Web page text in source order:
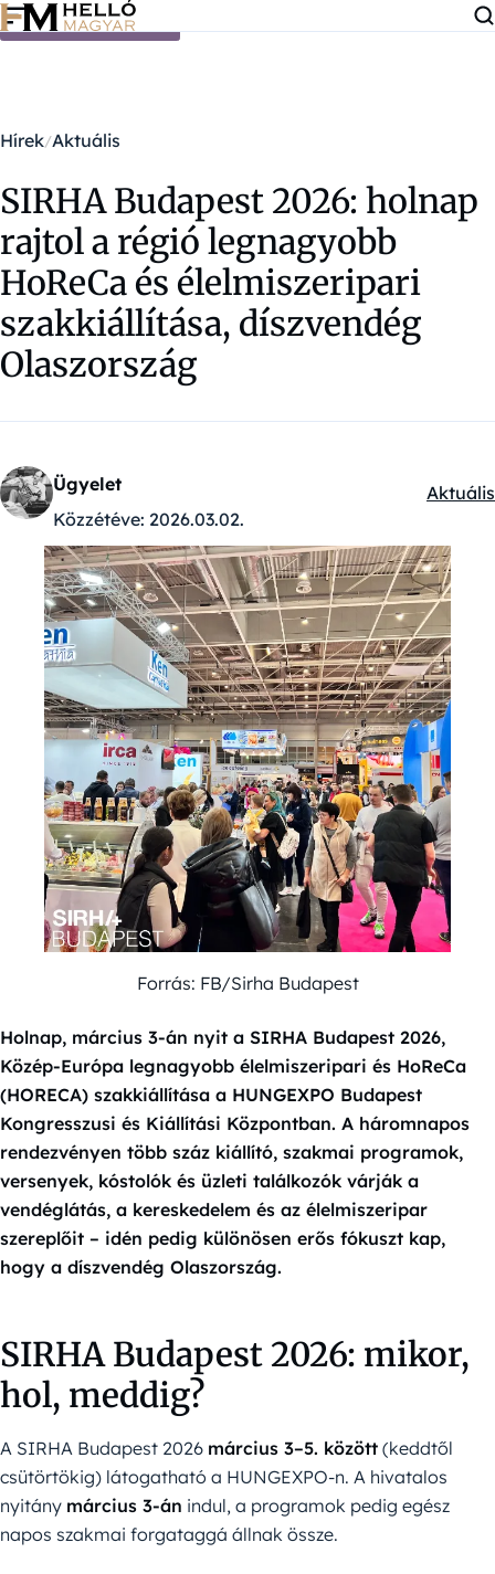
Ugrás a tartalomra
Hírek Aktuális
SIRHA Budapest 2026: holnap
rajtol a régió legnagyobb
HoReCa és élelmiszeripari
szakkiállítása, díszvendég
Olaszország
Ügyelet
Közzétéve: 2026.03.02.
Aktuális
Forrás: FB/Sirha Budapest
Holnap, március 3-án nyit a SIRHA Budapest 2026,
Közép-Európa legnagyobb élelmiszeripari és HoReCa
(HORECA) szakkiállítása a HUNGEXPO Budapest
Kongresszusi és Kiállítási Központban. A háromnapos
rendezvényen több száz kiállító, szakmai programok,
versenyek, kóstolók és üzleti találkozók várják a
vendéglátás, a kereskedelem és az élelmiszeripar
szereplőit – idén pedig különösen erős fókuszt kap,
hogy a díszvendég Olaszország.
SIRHA Budapest 2026: mikor,
hol, meddig?
A SIRHA Budapest 2026 március 3–5. között (keddtől
csütörtökig) látogatható a HUNGEXPO-n. A hivatalos
nyitány március 3-án indul, a programok pedig egész
napos szakmai forgataggá állnak össze.